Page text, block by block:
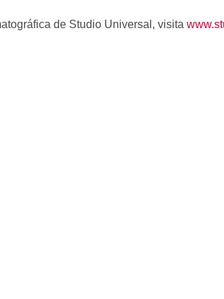
de Studio Universal, visita